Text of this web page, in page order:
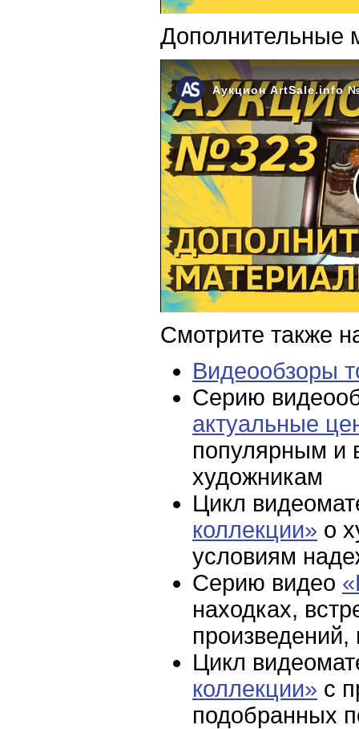
Дополнительные
Смотрите также
Видеообзоры
Серию
актуальные
популярным и
художникам
Цикл
коллекции» о
условиям
Серию видео
находках,
Цикл
коллекции» с
подобранных